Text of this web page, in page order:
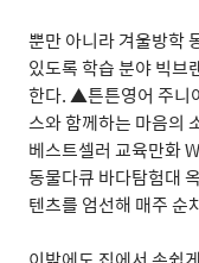
뿐만 아니라 겨울방학
있도록 학습 분야 빅브
한다. ▲튼튼영어 주니
스와 함께하는 마음의
베스트셀러 교육만화
동물다큐 바다탐험대
텐츠를 엄선해 매주 순